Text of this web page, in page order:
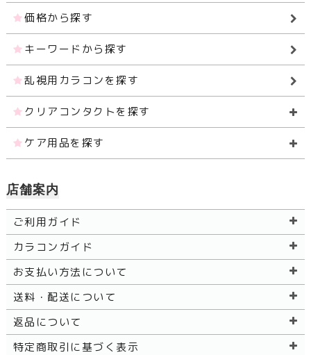
価格から探す
キーワードから探す
乱視用カラコンを探す
クリアコンタクトを探す
ケア用品を探す
店舗案内
ご利用ガイド
カラコンガイド
お支払い方法について
送料・配送について
返品について
特定商取引に基づく表示